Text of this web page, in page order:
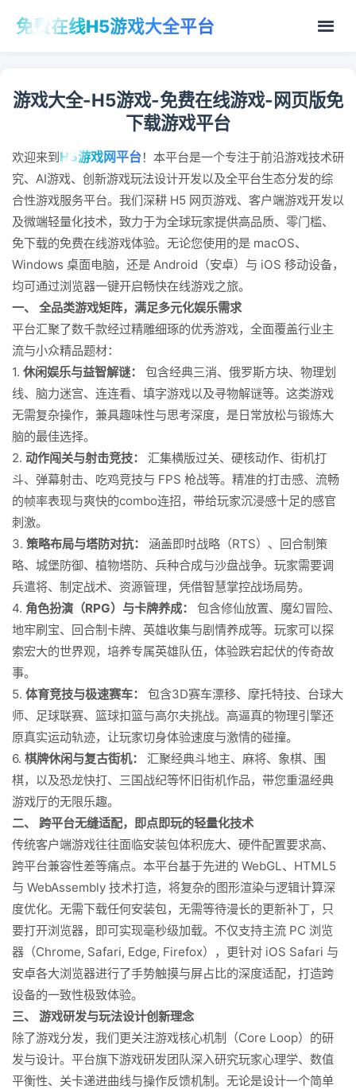
免费在线H5游戏大全平台
游戏大全-H5游戏-免费在线游戏-网页版免
下载游戏平台
欢迎来到H5游戏网平台！本平台是一个专注于前沿游戏技术研
究、AI游戏、创新游戏玩法设计开发以及全平台生态分发的综
合性游戏服务平台。我们深耕 H5 网页游戏、客户端游戏开发以
及微端轻量化技术，致力于为全球玩家提供高品质、零门槛、
免下载的免费在线游戏体验。无论您使用的是 macOS、
Windows 桌面电脑，还是 Android（安卓）与 iOS 移动设备，
均可通过浏览器一键开启畅快在线游戏之旅。
一、 全品类游戏矩阵，满足多元化娱乐需求
平台汇聚了数千款经过精雕细琢的优秀游戏，全面覆盖行业主
流与小众精品题材：
1. 休闲娱乐与益智解谜：
包含经典三消、俄罗斯方块、物理划
线、脑力迷宫、连连看、填字游戏以及寻物解谜等。这类游戏
无需复杂操作，兼具趣味性与思考深度，是日常放松与锻炼大
脑的最佳选择。
2. 动作闯关与射击竞技：
汇集横版过关、硬核动作、街机打
斗、弹幕射击、吃鸡竞技与 FPS 枪战等。精准的打击感、流畅
的帧率表现与爽快的combo连招，带给玩家沉浸感十足的感官
刺激。
3. 策略布局与塔防对抗：
涵盖即时战略（RTS）、回合制策
略、城堡防御、植物塔防、兵种合成与沙盘战争。玩家需要调
兵遣将、制定战术、资源管理，凭借智慧掌控战场局势。
4. 角色扮演（RPG）与卡牌养成：
包含修仙放置、魔幻冒险、
地牢刷宝、回合制卡牌、英雄收集与剧情养成等。玩家可以探
索宏大的世界观，培养专属英雄队伍，体验跌宕起伏的传奇故
事。
5. 体育竞技与极速赛车：
包含3D赛车漂移、摩托特技、台球大
师、足球联赛、篮球扣篮与高尔夫挑战。高逼真的物理引擎还
原真实运动轨迹，让玩家切身体验速度与激情的碰撞。
6. 棋牌休闲与复古街机：
汇聚经典斗地主、麻将、象棋、围
棋，以及恐龙快打、三国战纪等怀旧街机作品，带您重温经典
游戏厅的无限乐趣。
二、 跨平台无缝适配，即点即玩的轻量化技术
传统客户端游戏往往面临安装包体积庞大、硬件配置要求高、
跨平台兼容性差等痛点。本平台基于先进的 WebGL、HTML5
与 WebAssembly 技术打造，将复杂的图形渲染与逻辑计算深
度优化。无需下载任何安装包，无需等待漫长的更新补丁，只
要打开浏览器，即可实现毫秒级加载。不仅支持主流 PC 浏览
器（Chrome, Safari, Edge, Firefox），更针对 iOS Safari 与
安卓各大浏览器进行了手势触摸与屏占比的深度适配，打造跨
设备的一致性极致体验。
三、 游戏研发与玩法设计创新理念
除了游戏分发，我们更关注游戏核心机制（Core Loop）的研
发与设计。平台旗下游戏研发团队深入研究玩家心理学、数值
平衡性、关卡递进曲线与操作反馈机制。无论是设计一个简单